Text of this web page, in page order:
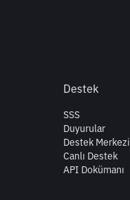
Destek
SSS
Duyurular
Destek Merkezi
Canlı Destek
API Dokümanı